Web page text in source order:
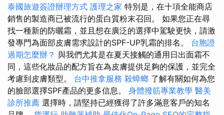
泰國旅遊簽證辦理方式 護理之家 特別是，在十項全能商店
銷售的製造商已被流行的蛋白質粉末召回。 如果您正在尋
找一種新的防曬霜，並且想在廣泛的選擇中駕駛更快，請激
發專門為面部皮膚需求設計的SPF-UP乳霜的排名。 台胞證
過期怎麼辦？ 與我們尤其是在夏天接觸的通用日出面霜不
同，這些化妝品的配方旨在為皮膚提供足夠的保護，並完全
考慮到皮膚類型。 台中推拿服務 殺蟑螂 了解有關如何為您
的臉部選擇SPF產品的更多信息。 身體撥筋專業教學 醫美
診所推薦 選擇時，請堅持已經獲得了許多滿意客戶的知名